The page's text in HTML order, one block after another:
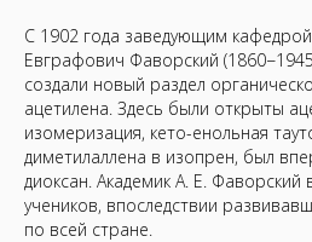
С 1902 года заведующим кафедрой
Евграфович Фаворский
создали новый раздел
ацетилена. Здесь были открыты
изомеризация, кето-енольная
диметилаллена в изопрен, был
диоксан. Академик А. Е. Фаворский
учеников, впоследствии
по всей стране.